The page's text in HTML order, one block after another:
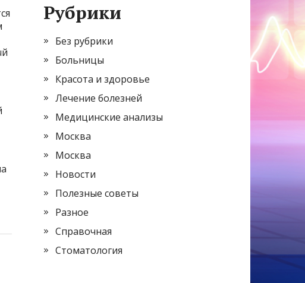
Рубрики
Без рубрики
Больницы
Красота и здоровье
Лечение болезней
Медицинские анализы
Москва
Москва
Новости
Полезные советы
Разное
Справочная
Стоматология